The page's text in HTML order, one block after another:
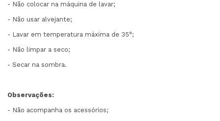
- Não colocar na máquina de lavar;
- Não usar alvejante;
- Lavar em temperatura máxima de 35°;
- Não limpar a seco;
- Secar na sombra.
Observações:
- Não acompanha os acessórios;